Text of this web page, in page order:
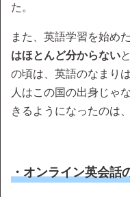
た。
また、英語学習を始め
はほとんど分からない
の頃は、英語のなまり
人はこの国の出身じゃ
きるようになったのは
・オンライン英会話